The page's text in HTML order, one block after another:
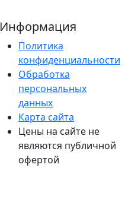
Информация
Политика
конфиденциальности
Обработка
персональных
данных
Карта сайта
Цены на сайте не
являются публичной
офертой